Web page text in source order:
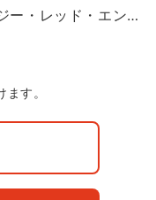
ー・レッド・エン…
す。